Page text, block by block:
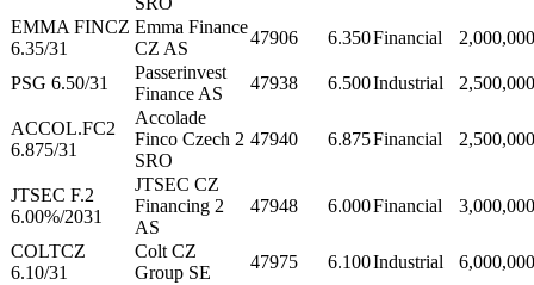
EMMA FINCZ
6.35/31
Emma Finance
CZ AS
47906 6.350Financial
PSG 6.50/31
Passerinvest
Finance AS
47938 6.500Industrial
ACCOL.FC2
6.875/31
Accolade
Finco Czech 2
SRO
47940 6.875Financial
JTSEC F.2
6.00%/2031
JTSEC CZ
Financing 2
AS
47948 6.000Financial
COLTCZ
6.10/31
Colt CZ
Group SE
47975 6.100Industrial